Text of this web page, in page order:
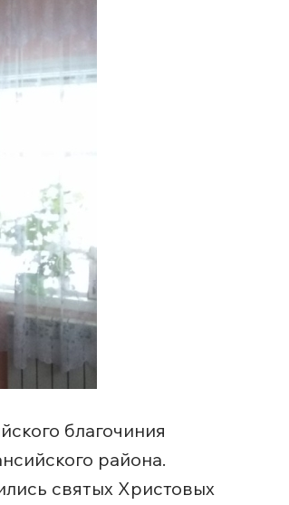
благочиния
района.
святых Христовых